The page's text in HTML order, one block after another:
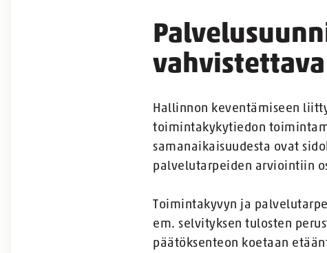
vahvistettava
Hallinnon keventämiseen
toimintakykytiedon
samanaikaisuudesta ovat
palvelutarpeiden arviointiin
Toimintakyvyn ja
em. selvityksen tulosten
päätöksenteon koetaan